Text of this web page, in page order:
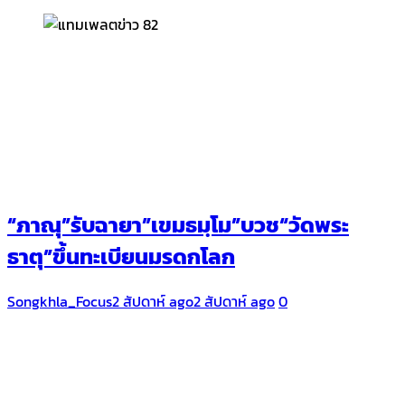
“ภาณุ”รับฉายา​”เขมธมฺโม”บวช“วัดพระ
ธาตุ”ขึ้นทะเบียนมรดกโลก
Songkhla_Focus2 สัปดาห์ ago2 สัปดาห์ ago0